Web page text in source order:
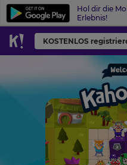
Hol dir die
Erlebnis!
KOSTENLOS